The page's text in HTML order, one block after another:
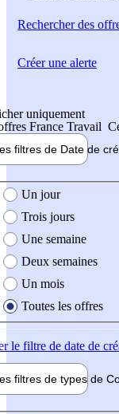
Rechercherdes
uniquement
France Travail
filtres de Date de
création de l'offre
Un jour
Trois jours
Une semaine
Deux semaines
Un mois
Toutes les offres
le filtre de date de
filtres de types de
Créer une alerte